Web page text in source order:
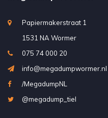
Papiermakerstraat 1
1531 NA Wormer
075 74 000 20
info@megadumpwormer.nl
/MegadumpNL
@megadump_tiel